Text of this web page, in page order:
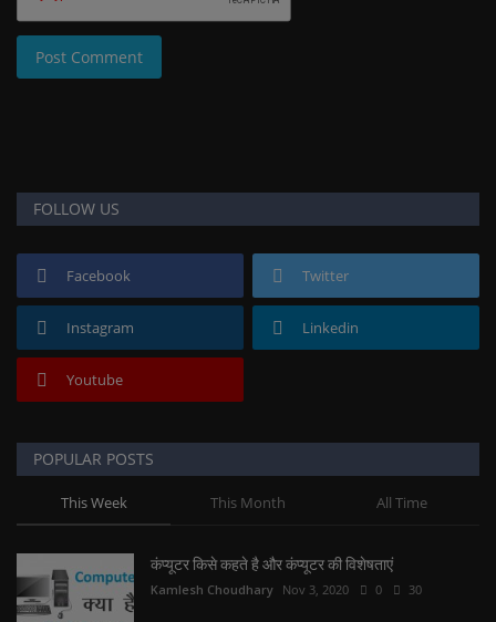
Post Comment
FOLLOW US
Facebook Twitter
Instagram Linkedin
Youtube
POPULAR POSTS
This Week This Month All Time
कंप्यूटर किसे कहते है और कंप्यूटर की विशेषताएं
Kamlesh Choudhary Nov 3, 2020 0 30